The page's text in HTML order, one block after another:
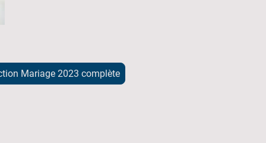
Mariage 2023 complète